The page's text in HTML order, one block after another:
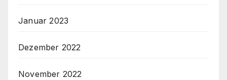
Januar 2023
Dezember 2022
November 2022